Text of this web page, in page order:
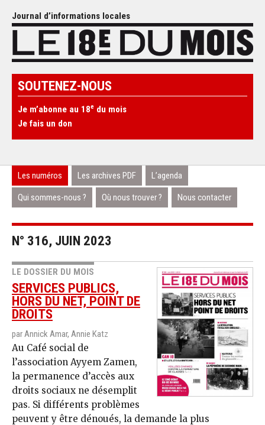
Journal d’informations locales
SOUTENEZ-NOUS
Je m’abonne au 18e du mois
Je fais un don
Les numéros Les archives PDF L’agenda
Qui sommes-nous ? Où nous trouver ? Nous contacter
N° 316, JUIN 2023
LE DOSSIER DU MOIS
SERVICES PUBLICS,
HORS DU NET, POINT DE
DROITS
par Annick Amar, Annie Katz
Au Café social de
l’association Ayyem Zamen,
la permanence d’accès aux
droits sociaux ne désemplit
pas. Si différents problèmes
peuvent y être dénoués, la demande la plus